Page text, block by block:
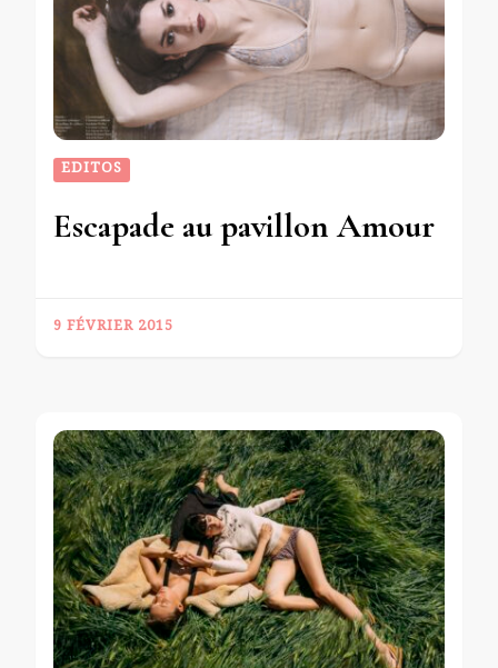
EDITOS
Escapade au pavillon Amour
9 FÉVRIER 2015